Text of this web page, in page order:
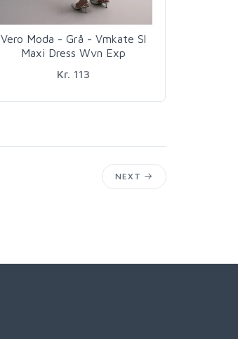
Vero Moda - Grå - Vmkate Sl
Maxi Dress Wvn Exp
Kr. 113
NEXT